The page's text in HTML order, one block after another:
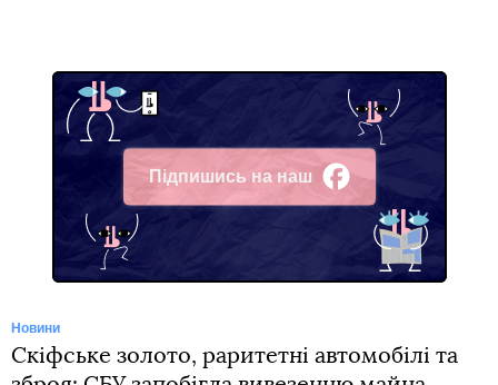
Підпишись на наш
Facebook
Новини
Скіфське золото, раритетні автомобілі та